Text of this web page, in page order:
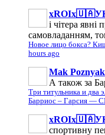
і чітера
самовладанням,
Новое лицо бокса?
hours ago
Mak Poznyak
А також за
Три титульника и два
Барриос – Гарсия —
спортивну